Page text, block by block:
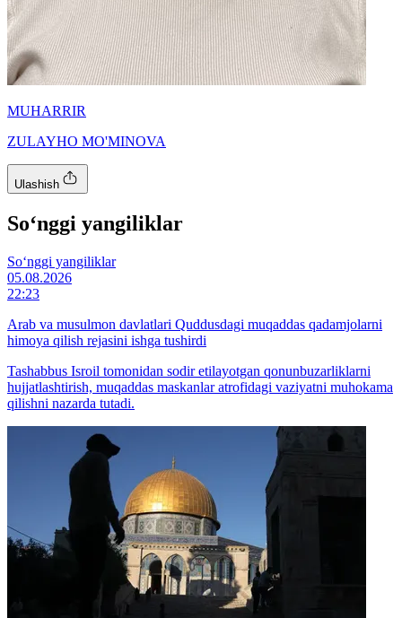
MUHARRIR
ZULAYHO MO'MINOVA
Ulashish
So‘nggi yangiliklar
So‘nggi yangiliklar
05.08.2026
22:23
Arab va musulmon davlatlari Quddusdagi muqaddas qadamjolarni
himoya qilish rejasini ishga tushirdi
Tashabbus Isroil tomonidan sodir etilayotgan qonunbuzarliklarni
hujjatlashtirish, muqaddas maskanlar atrofidagi vaziyatni muhokama
qilishni nazarda tutadi.